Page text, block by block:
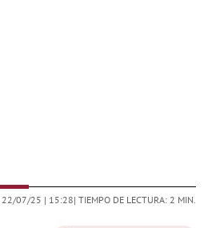
22/07/25 | 15:28| TIEMPO DE LECTURA: 2 MIN.